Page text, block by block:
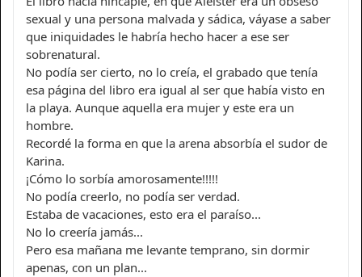
sexual y una persona malvada y sádica, váyase a saber
que iniquidades le habría hecho hacer a ese ser
sobrenatural.
No podía ser cierto, no lo creía, el grabado que tenía
esa página del libro era igual al ser que había visto en
la playa. Aunque aquella era mujer y este era un
hombre.
Recordé la forma en que la arena absorbía el sudor de
Karina.
¡Cómo lo sorbía amorosamente!!!!!
No podía creerlo, no podía ser verdad.
Estaba de vacaciones, esto era el paraíso...
No lo creería jamás...
Pero esa mañana me levante temprano, sin dormir
apenas, con un plan...